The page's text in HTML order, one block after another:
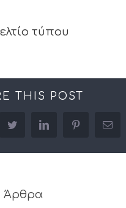
τύπου
THIS POST
twitter linkedin pinterest
Άρθρα